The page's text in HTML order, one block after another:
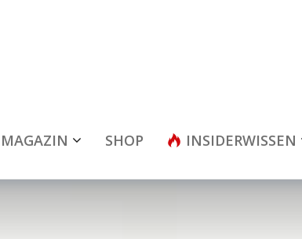
MAGAZIN SHOP INSIDERWISSEN